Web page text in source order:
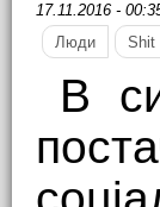
17.11.2016 -
Люди
Shit
В